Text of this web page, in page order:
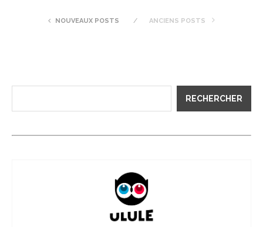
NOUVEAUX POSTS ANCIENS POSTS
RECHERCHER